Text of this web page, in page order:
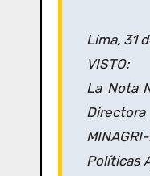
Lima, 31
VISTO:
La Nota
Políticas